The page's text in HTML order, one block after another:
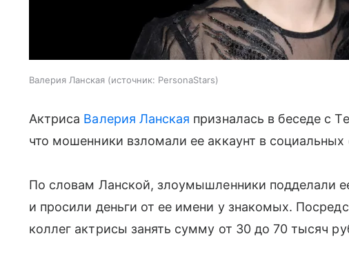
Валерия Ланская источник: PersonaStars
Актриса Валерия Ланская призналась в беседе с
что мошенники взломали ее аккаунт в социальных
По словам Ланской, злоумышленники подделали
и просили деньги от ее имени у знакомых.
коллег актрисы занять сумму от 30 до 70 тысяч